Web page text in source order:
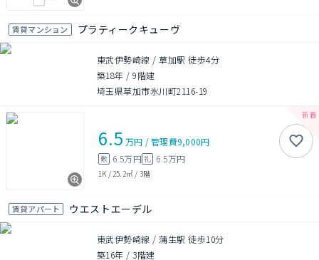
賃貸マンション プラティークキューヴ
東武伊勢崎線 / 草加駅 徒歩4分
築18年 /9階建
埼玉県草加市氷川町2116-19
6.5 万円 /管理費9,000円
敷 6.5万円礼 6.5万円
1K / 25.2㎡ / 3階
賃貸アパート ウエストエーデル
東武伊勢崎線 / 蒲生駅 徒歩10分
築16年 / 3階建